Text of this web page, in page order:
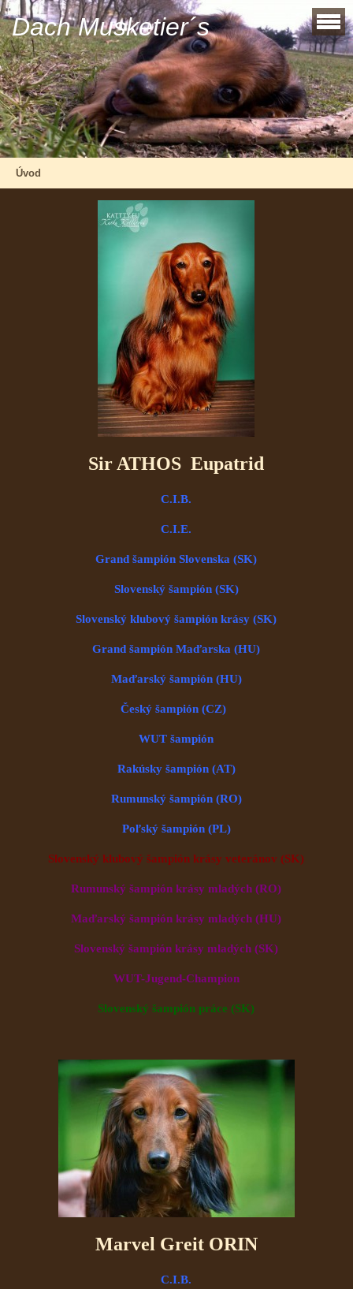
Dach Musketier´s
Úvod
Sir ATHOS Eupatrid
C.I.B.
C.I.E.
Grand šampión Slovenska (SK)
Slovenský šampión (SK)
Slovenský klubový šampión krásy (SK)
Grand šampión Maďarska (HU)
Maďarský šampión (HU)
Český šampión (CZ)
WUT šampión
Rakúsky šampión (AT)
Rumunský šampión (RO)
Poľský šampión (PL)
Slovenský klubový šampión krásy veteránov (SK)
Rumunský šampión krásy mladých (RO)
Maďarský šampión krásy mladých (HU)
Slovenský šampión krásy mladých (SK)
WUT-Jugend-Champion
Slovenský šampión práce (SK)
Marvel Greit ORIN
C.I.B.